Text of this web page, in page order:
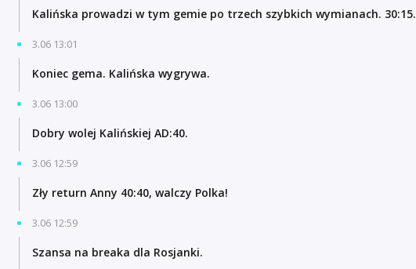
Kalińska prowadzi w tym gemie po trzech szybkich wymianach. 30:15.
3.06 13:01
Koniec gema. Kalińska wygrywa.
3.06 13:00
Dobry wolej Kalińskiej AD:40.
3.06 12:59
Zły return Anny 40:40, walczy Polka!
3.06 12:59
Szansa na breaka dla Rosjanki.